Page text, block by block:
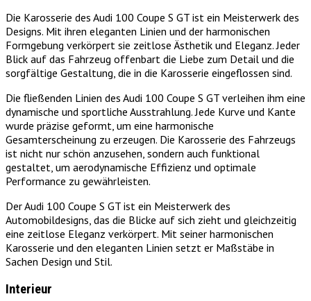
Die Karosserie des Audi 100 Coupe S GT ist ein Meisterwerk des
Designs. Mit ihren eleganten Linien und der harmonischen
Formgebung verkörpert sie zeitlose Ästhetik und Eleganz. Jeder
Blick auf das Fahrzeug offenbart die Liebe zum Detail und die
sorgfältige Gestaltung, die in die Karosserie eingeflossen sind.
Die fließenden Linien des Audi 100 Coupe S GT verleihen ihm eine
dynamische und sportliche Ausstrahlung. Jede Kurve und Kante
wurde präzise geformt, um eine harmonische
Gesamterscheinung zu erzeugen. Die Karosserie des Fahrzeugs
ist nicht nur schön anzusehen, sondern auch funktional
gestaltet, um aerodynamische Effizienz und optimale
Performance zu gewährleisten.
Der Audi 100 Coupe S GT ist ein Meisterwerk des
Automobildesigns, das die Blicke auf sich zieht und gleichzeitig
eine zeitlose Eleganz verkörpert. Mit seiner harmonischen
Karosserie und den eleganten Linien setzt er Maßstäbe in
Sachen Design und Stil.
Interieur